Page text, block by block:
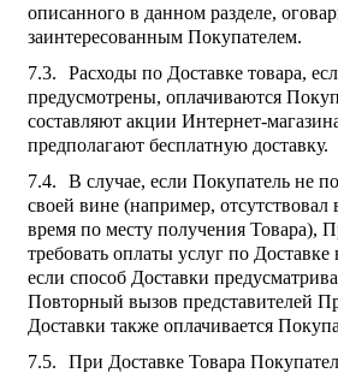
описанного в данном разделе,
заинтересованным Покупателем.
Расходы по Доставке товара,
предусмотрены, оплачиваются
составляют акции Интернет-
предполагают бесплатную доставку.
В случае, если Покупатель не
своей вине (например, отсутствовал
время по месту получения Товара),
требовать оплаты услуг по
если способ Доставки
Повторный вызов представителей
Доставки также оплачивается
При Доставке Товара